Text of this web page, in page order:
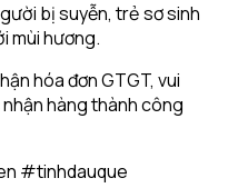
bị suyễn, trẻ sơ sinh
mùi hương.
hóa đơn GTGT, vui
hàng thành công
#tinhdauque